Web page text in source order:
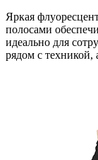
Яркая
полосами
идеально для
рядом с техникой,